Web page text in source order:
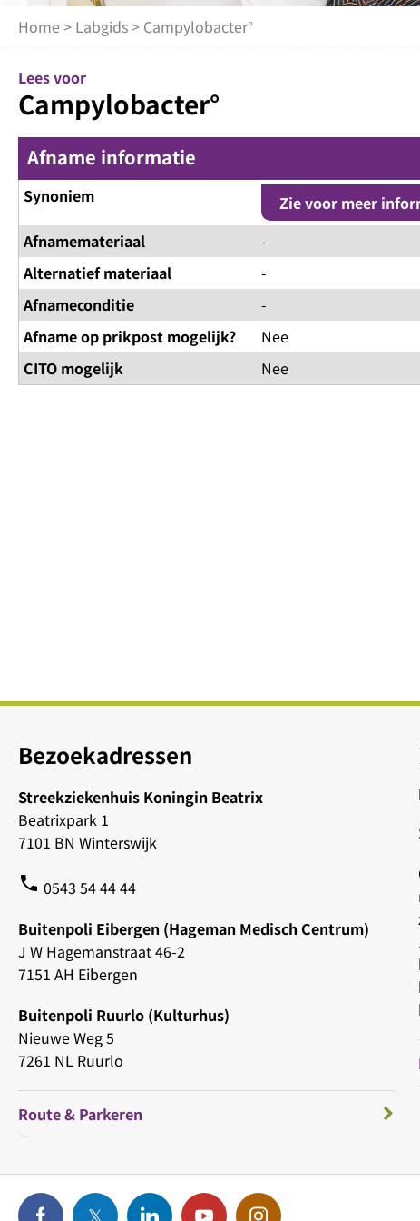
Home > Labgids> Campylobacter°
Lees voor
Campylobacter°
Afname informatie
Synoniem
Zie voor meer
Afnamemateriaal
-
Alternatief materiaal
-
Afnameconditie
-
Afname op prikpost mogelijk?
Nee
CITO mogelijk
Nee
Bezoekadressen
Streekziekenhuis Koningin Beatrix
Beatrixpark 1
7101 BN Winterswijk
phone 0543 54 44 44
Buitenpoli Eibergen (Hageman Medisch Centrum)
J W Hagemanstraat 46-2
7151 AH Eibergen
Buitenpoli Ruurlo (Kulturhus)
Nieuwe Weg 5
7261 NL Ruurlo
Route & Parkeren